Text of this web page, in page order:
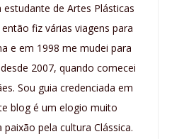
de Artes Plásticas
fiz várias viagens para
e em 1998 me mudei para
2007, quando comecei
Sou guia credenciada em
blog é um elogio muito
pela cultura Clássica.